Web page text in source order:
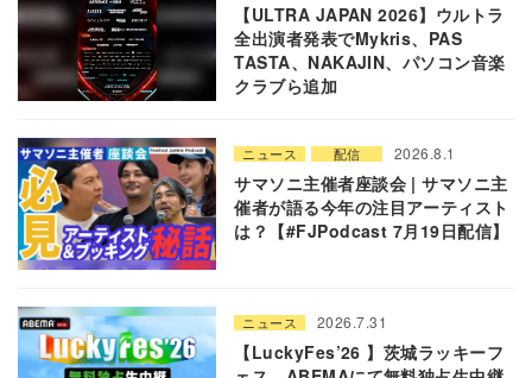
【ULTRA JAPAN 2026】ウルトラ
全出演者発表でMykris、PAS
TASTA、NAKAJIN、パソコン音楽
クラブら追加
ニュース 配信 2026.8.1
サマソニ主催者座談会 | サマソニ主
催者が語る今年の注目アーティスト
は？【#FJPodcast 7月19日配信】
ニュース 2026.7.31
【LuckyFes’26 】茨城ラッキーフ